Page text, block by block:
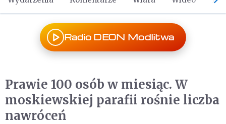
Radio DEON Modlitwa
Prawie 100 osób w miesiąc. W
moskiewskiej parafii rośnie liczba
nawróceń